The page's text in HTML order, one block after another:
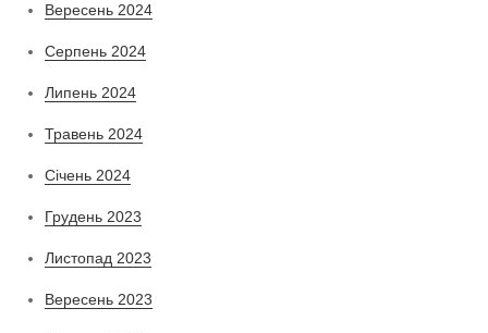
Вересень 2024
Серпень 2024
Липень 2024
Травень 2024
Січень 2024
Грудень 2023
Листопад 2023
Вересень 2023